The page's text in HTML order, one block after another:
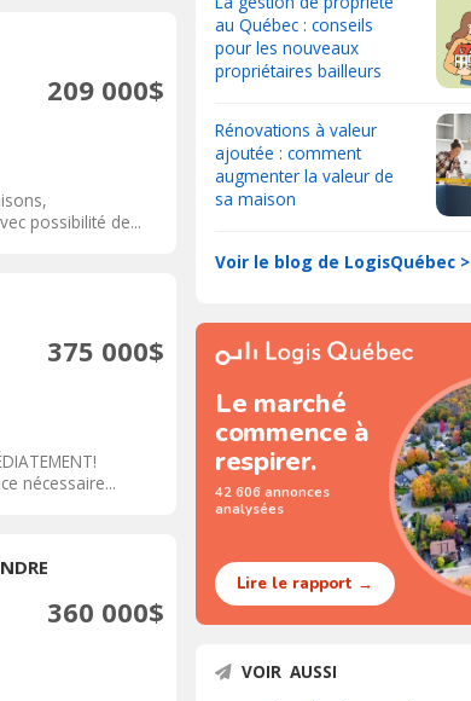
209 000$
possibilité de...
375 000$
nécessaire...
360 000$
au Québec : conseils
pour les nouveaux
propriétaires bailleurs
Rénovations à valeur
ajoutée : comment
augmenter la valeur de
sa maison
Voir le blog de LogisQuébec >
Le marché
commence à
respirer.
42 606 annonces
analysées
Lire le rapport →
VOIR AUSSI